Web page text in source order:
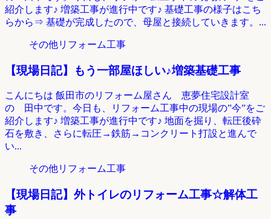
紹介します♪ 増築工事が進行中です♪ 基礎工事の様子はこち
らから⇒ 基礎が完成したので、母屋と接続していきます。...
その他リフォーム工事
【現場日記】もう一部屋ほしい♪増築基礎工事
こんにちは 飯田市のリフォーム屋さん 恵夢住宅設計室
の 田中です。今日も、リフォーム工事中の現場の”今”をご
紹介します♪ 増築工事が進行中です♪ 地面を掘り、転圧後砕
石を敷き、さらに転圧→鉄筋→コンクリート打設と進んで
い...
その他リフォーム工事
【現場日記】外トイレのリフォーム工事☆解体工
事